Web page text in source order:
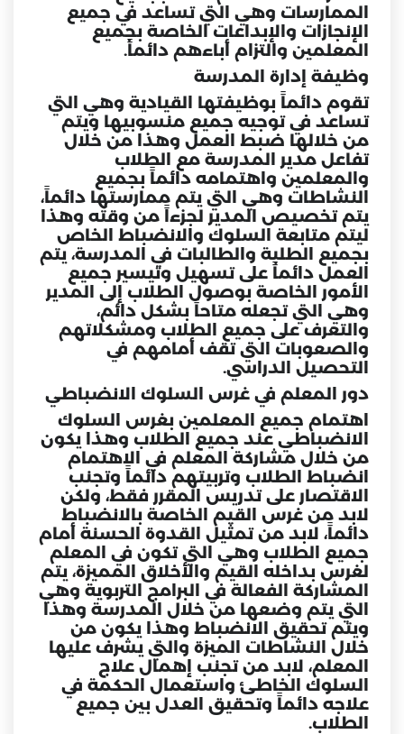
الممارسات وهي التي تساعد في جميع
الإنجازات والإبداعات الخاصة بجميع
المعلمين والتزام أباءهم دائماً.
وظيفة إدارة المدرسة
تقوم دائماً بوظيفتها القيادية وهي التي
تساعد في توجيه جميع منسوبيها ويتم
من خلالها ضبط العمل وهذا من خلال
تفاعل مدير المدرسة مع الطلاب
والمعلمين واهتمامه دائماً بجميع
النشاطات وهي التي يتم ممارستها دائماً،
يتم تخصيص المدير لجزءاً من وقته وهذا
ليتم متابعة السلوك والانضباط الخاص
بجميع الطلبة والطالبات في المدرسة، يتم
العمل دائماً على تسهيل وتيسير جميع
الأمور الخاصة بوصول الطلاب إلى المدير
وهي التي تجعله متاحاً بشكل دائم،
والتعرف على جميع الطلاب ومشكلاتهم
والصعوبات التي تقف أمامهم في
التحصيل الدراسي.
دور المعلم في غرس السلوك الانضباطي
اهتمام جميع المعلمين بغرس السلوك
الانضباطي عند جميع الطلاب وهذا يكون
من خلال مشاركة المعلم في الاهتمام
انضباط الطلاب وتربيتهم دائماً وتجنب
الاقتصار على تدريس المقرر فقط، ولكن
لابد من غرس القيم الخاصة بالانضباط
دائماً، لابد من تمثيل القدوة الحسنة أمام
جميع الطلاب وهي التي تكون في المعلم
لغرس بداخله القيم والأخلاق المميزة، يتم
المشاركة الفعالة في البرامج التربوية وهي
التي يتم وضعها من خلال المدرسة وهذا
ويتم تحقيق الانضباط وهذا يكون من
خلال النشاطات الميزة والتي يشرف عليها
المعلم، لابد من تجنب إهمال علاج
السلوك الخاطئ واستعمال الحكمة في
علاجه دائماً وتحقيق العدل بين جميع
الطلاب.